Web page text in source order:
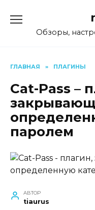
содержанию
Обзоры,
ГЛАВНАЯ » ПЛАГИНЫ
Cat-Pass –
паролем
АВТОР
tiaurus